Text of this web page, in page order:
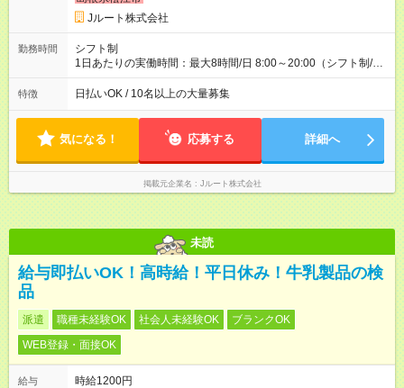
円 (27歳男性/江東区在住)※元建築関係 1日150個配達×25日勤務
(日休み) ■月収80万円(43歳男性/墨田区在住)※元営業 1日200個
Jルート株式会社
勤務時間
シフト制
1日あたりの実働時間：最大8時間/日 8:00～20:00（シフト制/実
働8時間） ※週5日勤務（場所次第では週4も有り） ※配達状況に
よって時間外での勤務可能性有り ※案件により多少の前後あり
特徴 日払いOK / 10名以上の大量募集
気になる！ 応募する 詳細へ
掲載元企業名 Jルート株式会社
未読
給与即払いOK！高時給！平日休み！牛乳製品の検
品
派遣 職種未経験OK 社会人未経験OK
ブランクOK
WEB登録・面接OK
給与
時給1200円